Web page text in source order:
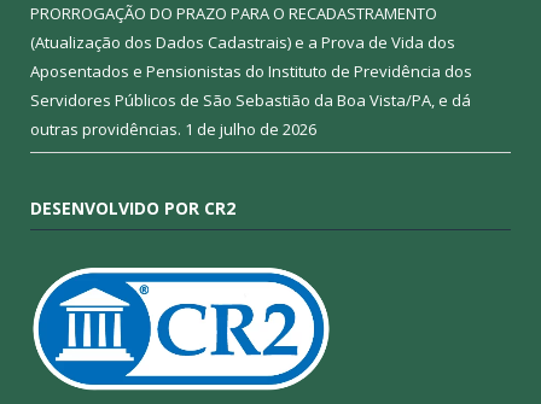
PRORROGAÇÃO DO PRAZO PARA O RECADASTRAMENTO
(Atualização dos Dados Cadastrais) e a Prova de Vida dos
Aposentados e Pensionistas do Instituto de Previdência dos
Servidores Públicos de São Sebastião da Boa Vista/PA, e dá
outras providências. 1 de julho de 2026
DESENVOLVIDO POR CR2